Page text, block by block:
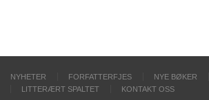
NYHETER FORFATTERFJES NYE BØKER
LITTERÆRT SPALTET
KONTAKT OSS